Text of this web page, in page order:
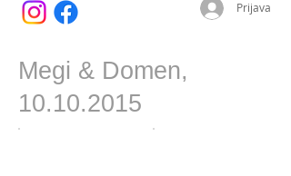
Prijava
Megi & Domen,
10.10.2015